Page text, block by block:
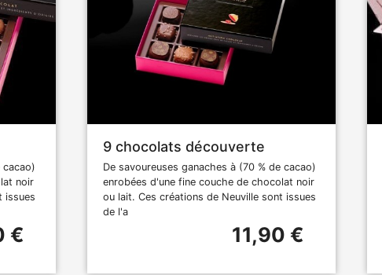
cacao)
noir
issues
€
9 chocolats découverte
De savoureuses ganaches à (70 % de cacao)
enrobées d'une fine couche de chocolat noir
ou lait. Ces créations de Neuville sont issues
de l'a
11,90 €